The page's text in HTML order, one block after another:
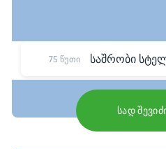
75 წუთი საშრობი
სად